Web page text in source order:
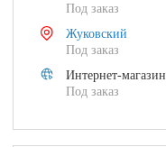
Под заказ
Жуковский
Под заказ
Интернет-магазин
Под заказ